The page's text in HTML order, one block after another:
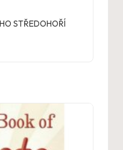
STŘEDOHOŘÍ